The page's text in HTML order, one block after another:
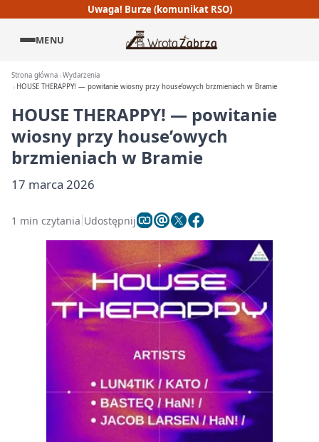
Uwaga! Burze (komunikat RSO)
MENU
Strona główna Wydarzenia
HOUSE THERAPPY! — powitanie wiosny przy house’owych brzmieniach w Bramie
HOUSE THERAPPY! — powitanie
wiosny przy house’owych
brzmieniach w Bramie
17 marca 2026
1 min czytania Udostępnij